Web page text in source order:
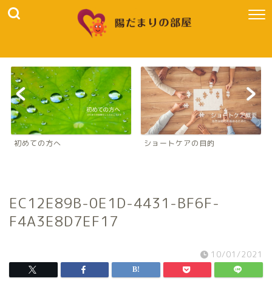
初めての方へ ショートケアの目的
EC12E89B-0E1D-4431-BF6F-
F4A3E8D7EF17
10/01/2021